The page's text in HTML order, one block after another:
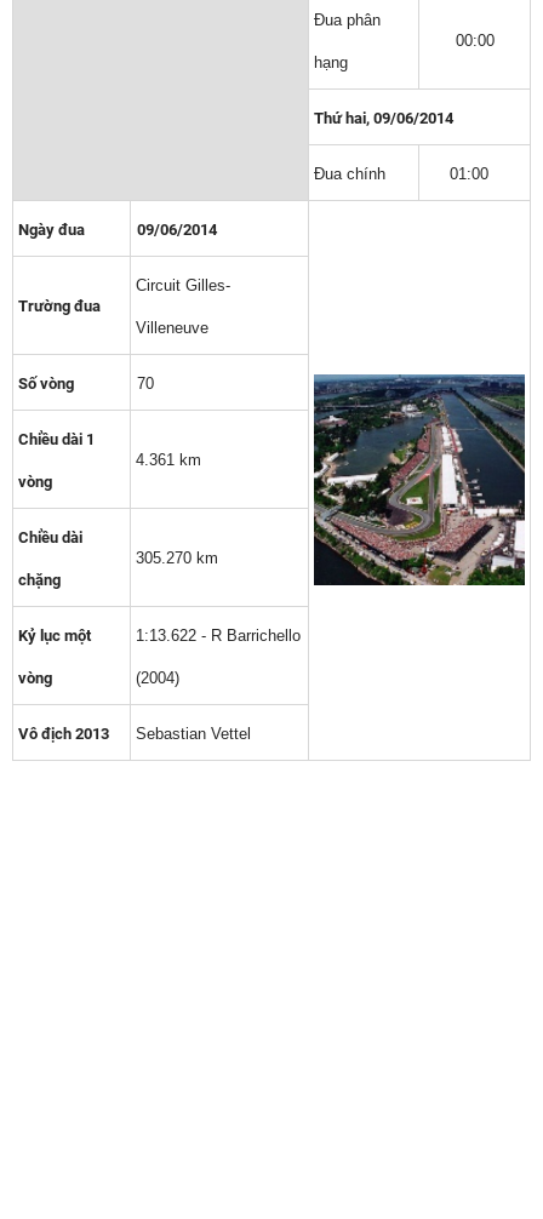
Đua phân
hạng
00:00
Thứ hai, 09/06/2014
Đua chính 01:00
Ngày đua 09/06/2014
Trường đua
Circuit Gilles-
Villeneuve
Số vòng 70
Chiều dài 1
vòng
4.361 km
Chiều dài
chặng
305.270 km
Kỷ lục một
vòng
1:13.622 - R Barrichello
(2004)
Vô địch 2013 Sebastian Vettel